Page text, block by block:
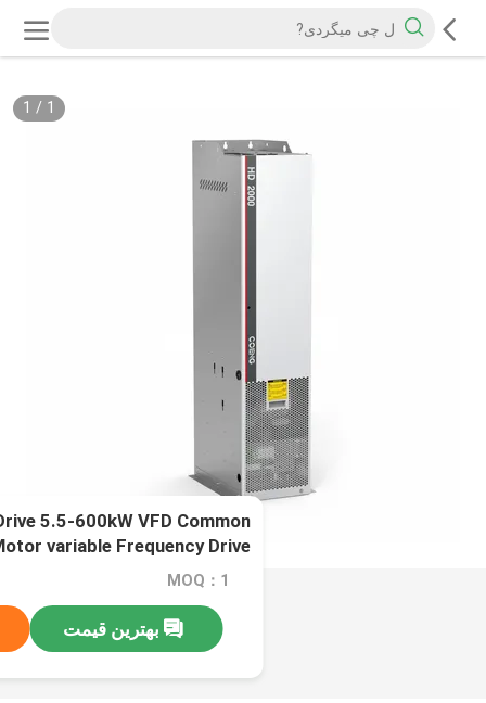
1
/
1
5.5-600kW VFD Common
کردنMOQ：1
بهترین قیمت